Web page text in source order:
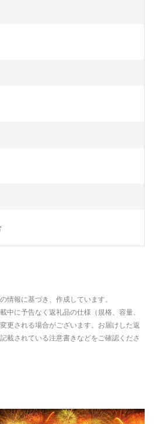
情報に基づき、作成しています。
中に予告なく返礼品の仕様（規格、容量、
更される場合がございます。お届けした返
載されている注意書きなどをご確認くださ